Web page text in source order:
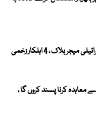
سے معاہدہ کرنا پسند کروں گا ،